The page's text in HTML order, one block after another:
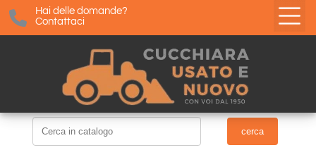
Hai delle domande?
Contattaci